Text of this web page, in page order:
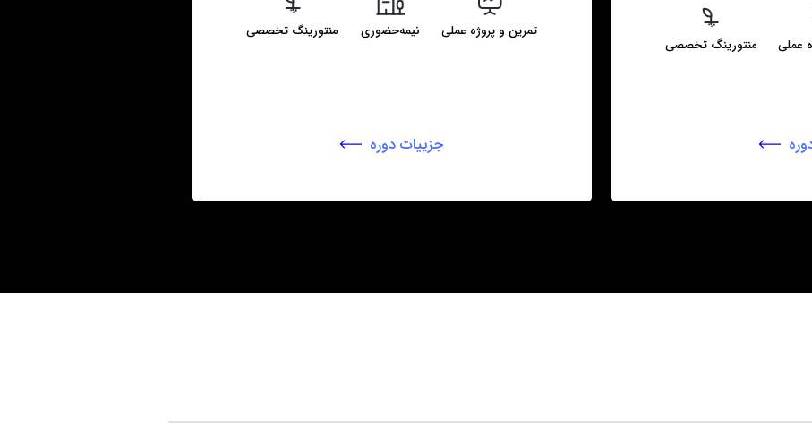
عملی منتورینگ تخصصی
تمرین و پروژه عملی نیمه‌حضوری منتورینگ تخصصی
جزییات دوره